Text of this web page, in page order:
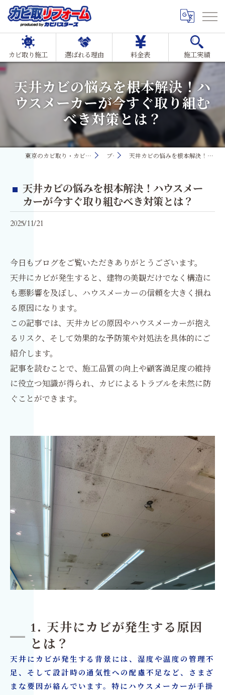
カビ取り施工 選ばれる理由 料金表 施工実績
天井カビの悩みを根本解決！ハ
ウスメーカーが今すぐ取り組む
べき対策とは？
東京のカビ取り・カビ対策ならMIST工法®カビ取リフォーム ブログ 天井カビの悩みを根本解決！ハウスメーカーが今すぐ取り組むべき対策とは？
天井カビの悩みを根本解決！ハウスメー
カーが今すぐ取り組むべき対策とは？
2025/11/21
今日もブログをご覧いただきありがとうございます。
天井にカビが発生すると、建物の美観だけでなく構造に
も悪影響を及ぼし、ハウスメーカーの信頼を大きく損ね
る原因になります。
この記事では、天井カビの原因やハウスメーカーが抱え
るリスク、そして効果的な予防策や対処法を具体的にご
紹介します。
記事を読むことで、施工品質の向上や顧客満足度の維持
に役立つ知識が得られ、カビによるトラブルを未然に防
ぐことができます。
1. 天井にカビが発生する原因
とは？
天井にカビが発生する背景には、湿度や温度の管理不
足、そして設計時の通気性への配慮不足など、さまざ
まな要因が絡んでいます。特にハウスメーカーが手掛